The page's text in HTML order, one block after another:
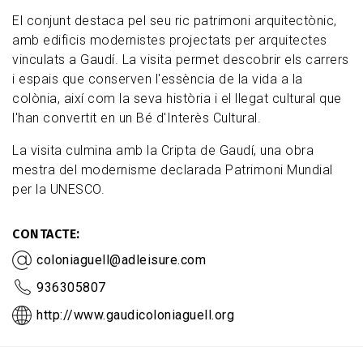
El conjunt destaca pel seu ric patrimoni arquitectònic,
amb edificis modernistes projectats per arquitectes
vinculats a Gaudí. La visita permet descobrir els carrers
i espais que conserven l'essència de la vida a la
colònia, així com la seva història i el llegat cultural que
l'han convertit en un Bé d'Interès Cultural.
La visita culmina amb la Cripta de Gaudí, una obra
mestra del modernisme declarada Patrimoni Mundial
per la UNESCO.
CONTACTE
coloniaguell@adleisure.com
936305807
http://www.gaudicoloniaguell.org